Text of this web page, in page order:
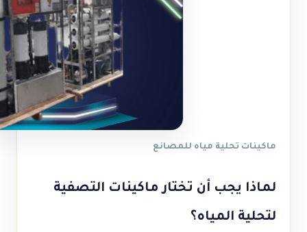
ماكينات تحلية مياه للمصانع
لماذا يجب أن تختار ماكينات التصفية
لتحلية المياه؟